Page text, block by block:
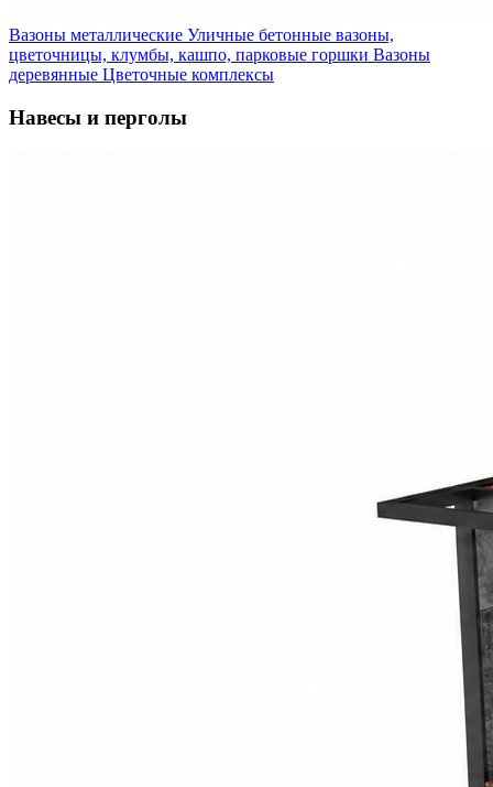
Вазоны металлические Уличные бетонные вазоны,
цветочницы, клумбы, кашпо, парковые горшки Вазоны
деревянные Цветочные комплексы
Навесы и перголы